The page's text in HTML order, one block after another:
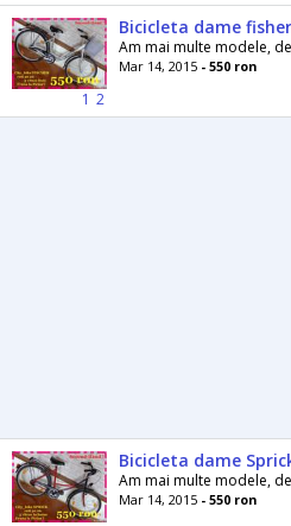
1 2
Am mai multe modele, de
Mar 14, 2015 - 550 ron
Am mai multe modele, de
Mar 14, 2015 - 550 ron